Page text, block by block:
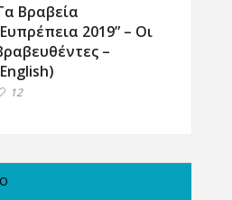
Βραβεία
2019” – Οι
–
12